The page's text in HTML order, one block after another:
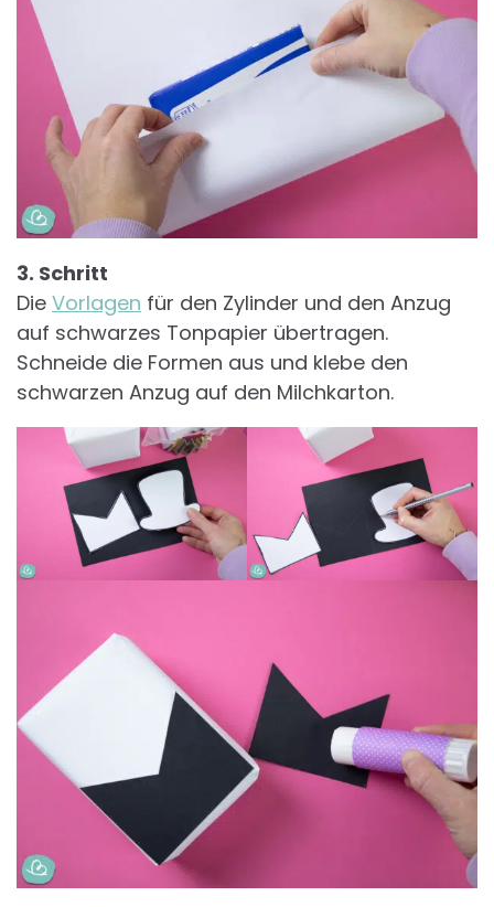
3. Schritt
Die Vorlagen für den Zylinder und den Anzug
auf schwarzes Tonpapier übertragen.
Schneide die Formen aus und klebe den
schwarzen Anzug auf den Milchkarton.